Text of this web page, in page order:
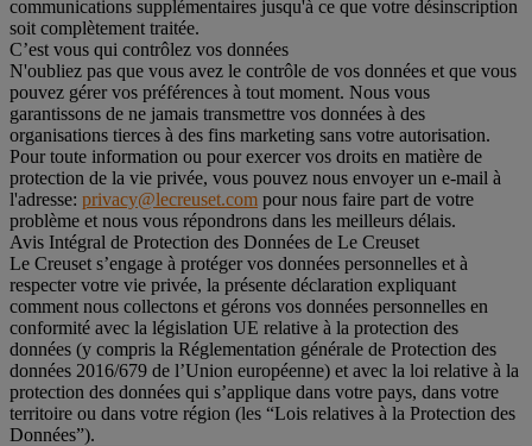
communications supplémentaires jusqu'à ce que votre désinscription
soit complètement traitée.
C’est vous qui contrôlez vos données
N'oubliez pas que vous avez le contrôle de vos données et que vous
pouvez gérer vos préférences à tout moment. Nous vous
garantissons de ne jamais transmettre vos données à des
organisations tierces à des fins marketing sans votre autorisation.
Pour toute information ou pour exercer vos droits en matière de
protection de la vie privée, vous pouvez nous envoyer un e-mail à
l'adresse: privacy@lecreuset.com pour nous faire part de votre
problème et nous vous répondrons dans les meilleurs délais.
Avis Intégral de Protection des Données de Le Creuset
Le Creuset s’engage à protéger vos données personnelles et à
respecter votre vie privée, la présente déclaration expliquant
comment nous collectons et gérons vos données personnelles en
conformité avec la législation UE relative à la protection des
données (y compris la Réglementation générale de Protection des
données 2016/679 de l’Union européenne) et avec la loi relative à la
protection des données qui s’applique dans votre pays, dans votre
territoire ou dans votre région (les “Lois relatives à la Protection des
Données”).